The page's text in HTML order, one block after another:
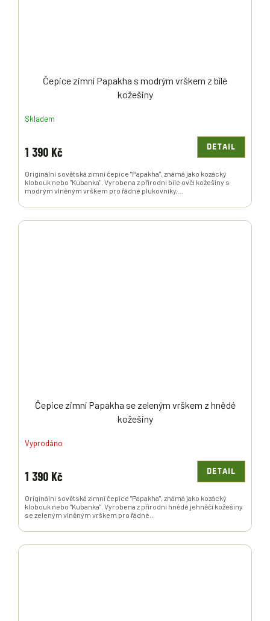
Čepice zimní Papakha s modrým vrškem z bílé
kožešiny
Skladem
1 390 Kč DETAIL
Originální sovětská zimní čepice "Papakha", známá jako kozácký
klobouk nebo "Kubanka". Vyrobena z přírodní bílé ovčí kožešiny s
modrým vlněným vrškem pro řádné plukovníky,...
Čepice zimní Papakha se zeleným vrškem z hnědé
kožešiny
Vyprodáno
1 390 Kč DETAIL
Originální sovětská zimní čepice "Papakha", známá jako kozácký
klobouk nebo "Kubanka". Vyrobena z přírodní hnědé jehněčí kožešiny
se zeleným vlněným vrškem pro řádné...